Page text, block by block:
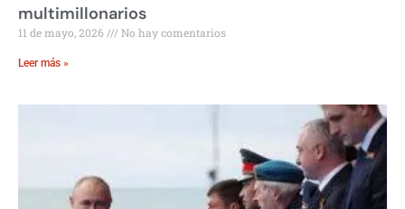
multimillonarios
11 de mayo, 2026 No hay comentarios
Leer más »